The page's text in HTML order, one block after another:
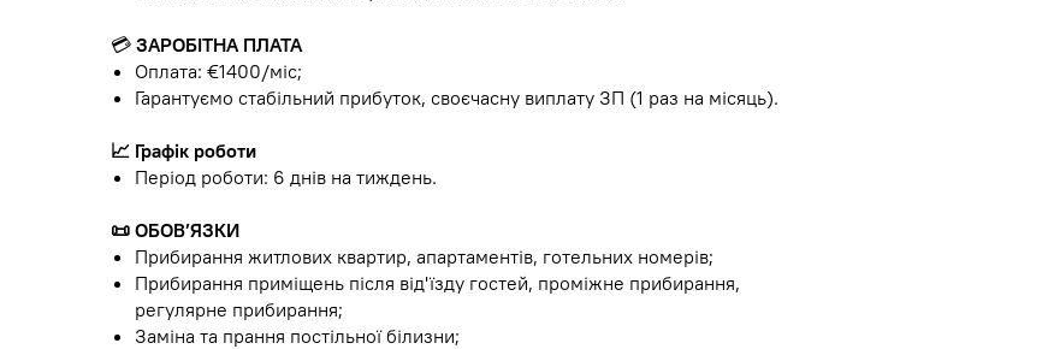
💳 ЗАРОБІТНА ПЛАТА
Оплата: €1400/міс;
Гарантуємо стабільний прибуток, своєчасну виплату ЗП (1 раз на місяць).
📈 Графік роботи
Період роботи: 6 днів на тиждень.
📜 ОБОВ’ЯЗКИ
Прибирання житлових квартир, апартаментів, готельних номерів;
Прибирання приміщень після від'їзду гостей, проміжне прибирання,
регулярне прибирання;
Заміна та прання постільної білизни;